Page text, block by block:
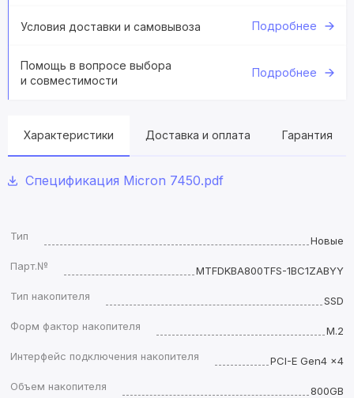
Условия доставки и самовывоза Подробнее
Помощь в вопросе выбора
и совместимости
Подробнее
Характеристики Доставка и оплата Гарантия
Спецификация Micron 7450.pdf
Тип
Новые
Парт.№
MTFDKBA800TFS-1BC1ZABYY
Тип накопителя
SSD
Форм фактор накопителя
M.2
Интерфейс подключения накопителя
PCI-E Gen4 x4
Объем накопителя
800GB